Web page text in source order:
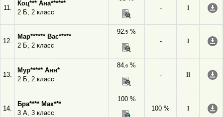
11.
Коц*** Ана******
2 Б, 2 класс
-
I
12.
Мар****** Вас*****
2 Б, 2 класс
92,5 %
-
I
13.
Мур***** Анн*
2 Б, 2 класс
84,6 %
-
II
14.
Бра**** Мак***
3 А, 3 класс
100 %
100 %
I